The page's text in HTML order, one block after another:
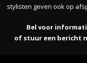
stylisten geven ook op
Bel voor
of stuur een bericht